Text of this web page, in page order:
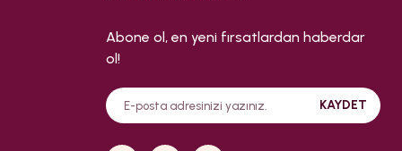
Abone ol, en yeni fırsatlardan haberdar
ol!
KAYDET